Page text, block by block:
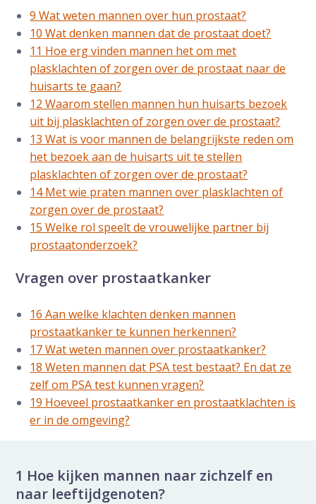
9 Wat weten mannen over hun prostaat?
10 Wat denken mannen dat de prostaat doet?
11 Hoe erg vinden mannen het om met
plasklachten of zorgen over de prostaat naar de
huisarts te gaan?
12 Waarom stellen mannen hun huisarts bezoek
uit bij plasklachten of zorgen over de prostaat?
13 Wat is voor mannen de belangrijkste reden om
het bezoek aan de huisarts uit te stellen
plasklachten of zorgen over de prostaat?
14 Met wie praten mannen over plasklachten of
zorgen over de prostaat?
15 Welke rol speelt de vrouwelijke partner bij
prostaatonderzoek?
Vragen over prostaatkanker
16 Aan welke klachten denken mannen
prostaatkanker te kunnen herkennen?
17 Wat weten mannen over prostaatkanker?
18 Weten mannen dat PSA test bestaat? En dat ze
zelf om PSA test kunnen vragen?
19 Hoeveel prostaatkanker en prostaatklachten is
er in de omgeving?
1 Hoe kijken mannen naar zichzelf en
naar leeftijdgenoten?